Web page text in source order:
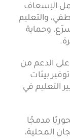
الإسعاف
والتعليم
وحماية
الدعم من
بيئات
التعليم في
مدمجًا
المحلية،